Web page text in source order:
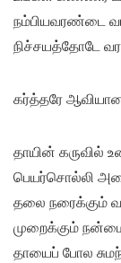
நம்பியவரண்டை
நிச்சயத்தோடே
கர்த்தரே
தாயின் கருவில்
பெயர்சொல்லி
தலை நரைக்கும்
முறைக்கும்
தாயைப் போல